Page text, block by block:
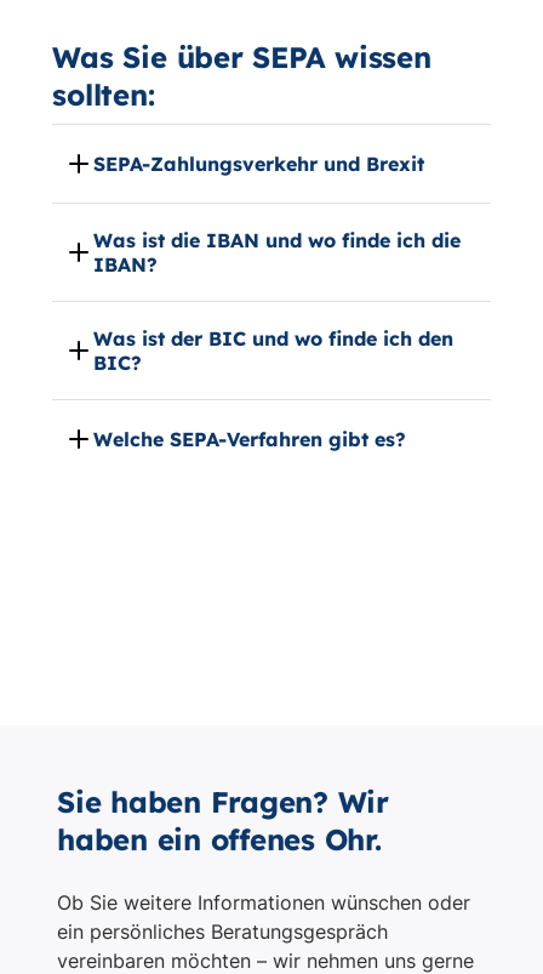
Sie haben Fragen? Wir
haben ein offenes Ohr.
Ob Sie weitere Informationen wünschen oder
ein persönliches Beratungsgespräch
vereinbaren möchten – wir nehmen uns gerne